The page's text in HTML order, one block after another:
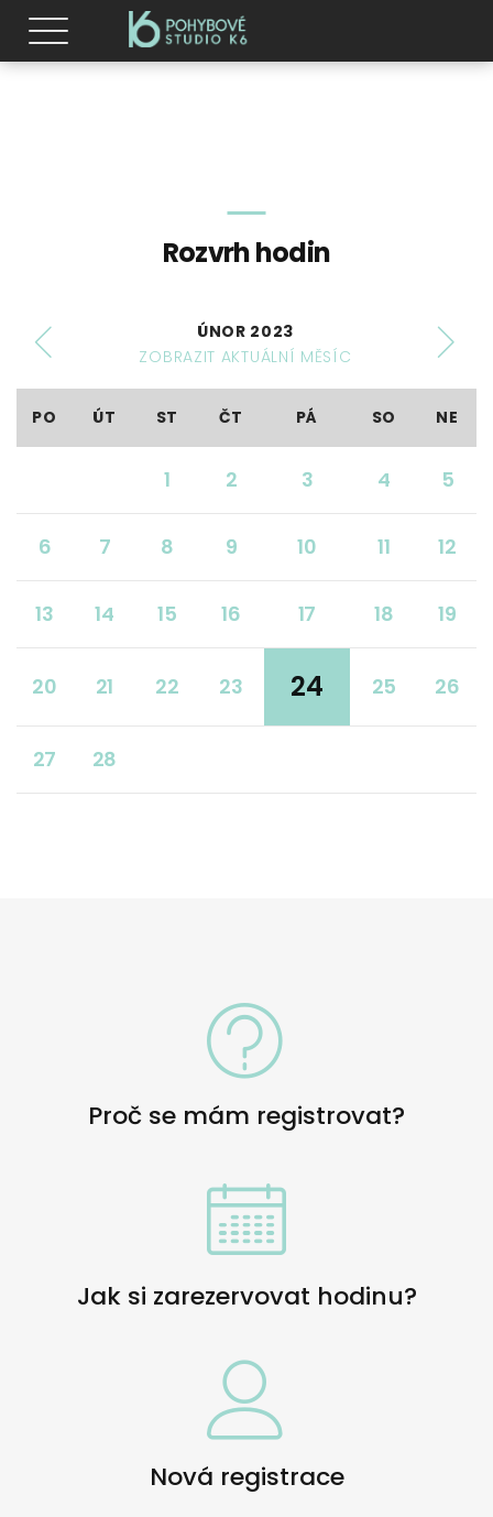
Rozvrh hodin
ÚNOR 2023
ZOBRAZIT AKTUÁLNÍ MĚSÍC
PO ÚT ST ČT PÁ SO NE
1 2 3 4 5
6 7 8 9 10 11 12
13 14 15 16 17 18 19
20 21 22 23 24 25 26
27 28
Proč se mám registrovat?
Jak si zarezervovat hodinu?
Nová registrace